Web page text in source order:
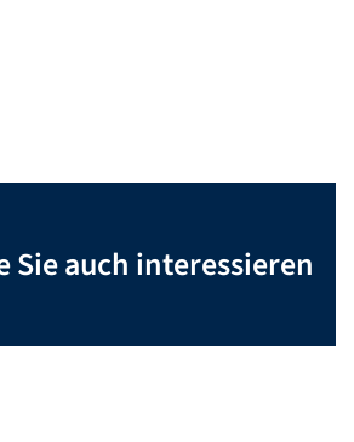
Sie auch interessieren